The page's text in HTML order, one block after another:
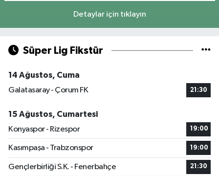
Detaylar için tıklayın
Süper Lig Fikstür
14 Ağustos, Cuma
Galatasaray - Çorum FK
21:30
15 Ağustos, Cumartesi
Konyaspor - Rizespor
19:00
Kasımpaşa - Trabzonspor 19:00
Gençlerbirliği S.K. - Fenerbahçe 21:30